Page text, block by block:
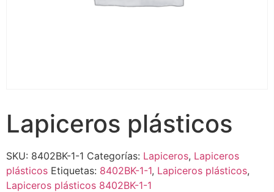
Lapiceros plásticos
SKU: 8402BK-1-1 Categorías: Lapiceros, Lapiceros
plásticos Etiquetas: 8402BK-1-1, Lapiceros plásticos,
Lapiceros plásticos 8402BK-1-1